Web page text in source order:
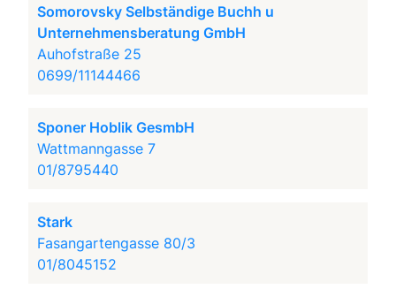
Somorovsky Selbständige Buchh u
Unternehmensberatung GmbH
Auhofstraße 25
0699/11144466
Sponer Hoblik GesmbH
Wattmanngasse 7
01/8795440
Stark
Fasangartengasse 80/3
01/8045152